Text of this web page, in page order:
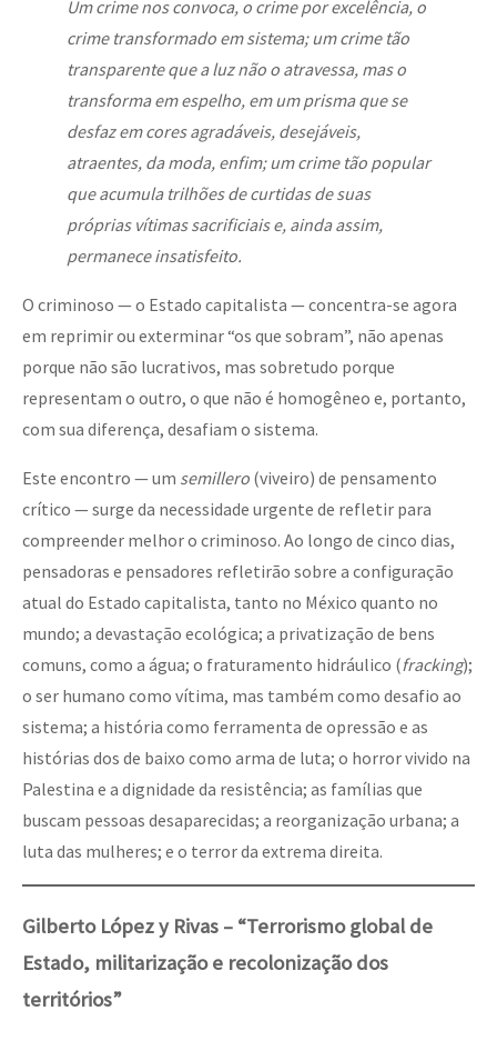
Um crime nos convoca, o crime por excelência, o
crime transformado em sistema; um crime tão
transparente que a luz não o atravessa, mas o
transforma em espelho, em um prisma que se
desfaz em cores agradáveis, desejáveis,
atraentes, da moda, enfim; um crime tão popular
que acumula trilhões de curtidas de suas
próprias vítimas sacrificiais e, ainda assim,
permanece insatisfeito.
O criminoso — o Estado capitalista — concentra-se agora
em reprimir ou exterminar “os que sobram”, não apenas
porque não são lucrativos, mas sobretudo porque
representam o outro, o que não é homogêneo e, portanto,
com sua diferença, desafiam o sistema.
Este encontro — um semillero (viveiro) de pensamento
crítico — surge da necessidade urgente de refletir para
compreender melhor o criminoso. Ao longo de cinco dias,
pensadoras e pensadores refletirão sobre a configuração
atual do Estado capitalista, tanto no México quanto no
mundo; a devastação ecológica; a privatização de bens
comuns, como a água; o fraturamento hidráulico (fracking);
o ser humano como vítima, mas também como desafio ao
sistema; a história como ferramenta de opressão e as
histórias dos de baixo como arma de luta; o horror vivido na
Palestina e a dignidade da resistência; as famílias que
buscam pessoas desaparecidas; a reorganização urbana; a
luta das mulheres; e o terror da extrema direita.
Gilberto López y Rivas – “Terrorismo global de
Estado, militarização e recolonização dos
territórios”